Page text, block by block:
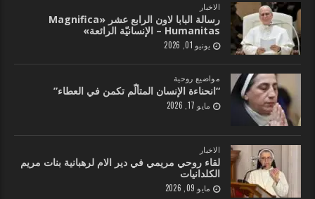
الاخبار
رسالة البابا لاون الرابع عشر «Magnifica
Humanitas – الإنسانيّة الرائعة»
يونيو 01, 2026
مواضيع روحية
“انحناءة الإنسان المتألّم تكمن في العطاء”
مايو 17, 2026
الاخبار
لقاء روحي مريمي في دير الام لرهبانية بنات مريم
الكلدانيات
مايو 09, 2026